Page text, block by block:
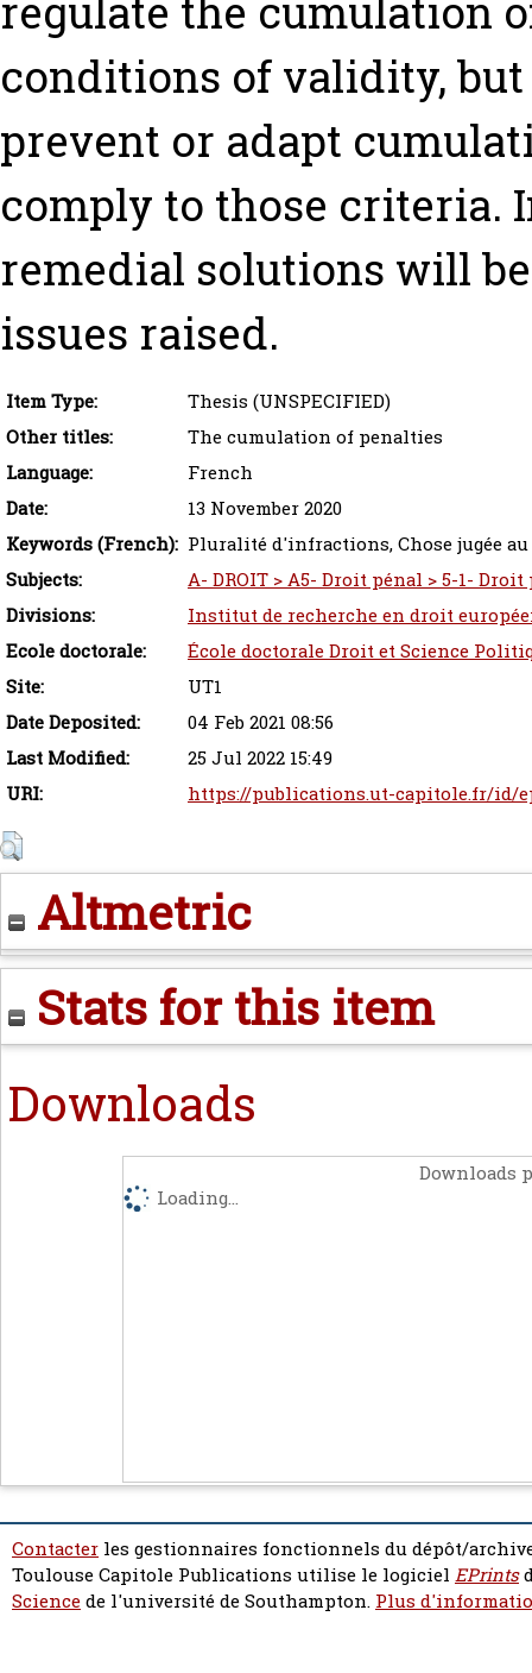
regulate the cumulation
conditions of validity,
prevent or adapt
comply to those criteria.
remedial solutions will
issues raised.
Item Type:
Thesis (UNSPECIFIED)
Other titles:
The cumulation of penalties
Language:
French
Date:
13 November 2020
Keywords (French): Pluralité d'infractions, Chose jugée
Subjects:
A- DROIT > A5- Droit pénal > 5-1-
Divisions:
Institut de recherche en droit
Ecole doctorale:
École doctorale Droit et Science
Site:
UT1
Date Deposited:
04 Feb 2021 08:56
Last Modified:
25 Jul 2022 15:49
URI:
https://publications.ut-capitole.fr/id/
Altmetric
Stats for this item
Downloads
Downloads
Loading...
Contacter les gestionnaires fonctionnels du dépôt/
Toulouse Capitole Publications utilise le logiciel EPrints
Sciencede l'université de Southampton. Plus